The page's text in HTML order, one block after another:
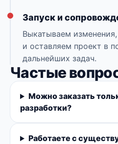
Запуск и
Выкатываем
и оставляем проект в
дальнейших задач.
Частые
Можно заказать
разработки?
Работаете с